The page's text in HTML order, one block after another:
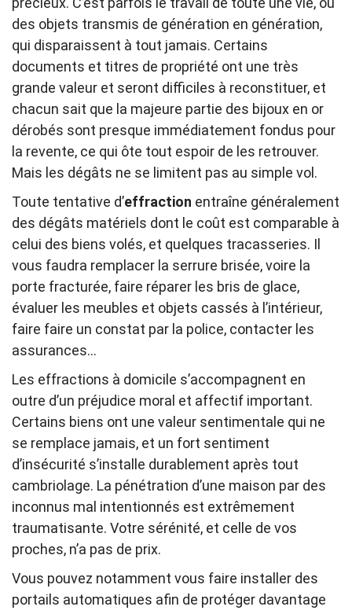
des objets transmis de génération en génération,
qui disparaissent à tout jamais. Certains
documents et titres de propriété ont une très
grande valeur et seront difficiles à reconstituer, et
chacun sait que la majeure partie des bijoux en or
dérobés sont presque immédiatement fondus pour
la revente, ce qui ôte tout espoir de les retrouver.
Mais les dégâts ne se limitent pas au simple vol.
Toute tentative d’effraction entraîne généralement
des dégâts matériels dont le coût est comparable à
celui des biens volés, et quelques tracasseries. Il
vous faudra remplacer la serrure brisée, voire la
porte fracturée, faire réparer les bris de glace,
évaluer les meubles et objets cassés à l’intérieur,
faire faire un constat par la police, contacter les
assurances…
Les effractions à domicile s’accompagnent en
outre d’un préjudice moral et affectif important.
Certains biens ont une valeur sentimentale qui ne
se remplace jamais, et un fort sentiment
d’insécurité s’installe durablement après tout
cambriolage. La pénétration d’une maison par des
inconnus mal intentionnés est extrêmement
traumatisante. Votre sérénité, et celle de vos
proches, n’a pas de prix.
Vous pouvez notamment vous faire installer des
portails automatiques afin de protéger davantage